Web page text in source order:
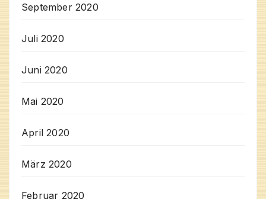
September 2020
Juli 2020
Juni 2020
Mai 2020
April 2020
März 2020
Februar 2020